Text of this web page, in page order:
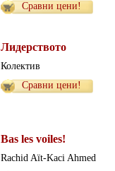
Сравни цени!
Лидерството
Колектив
Сравни цени!
Bas les voiles!
Rachid Aït-Kaci Ahmed